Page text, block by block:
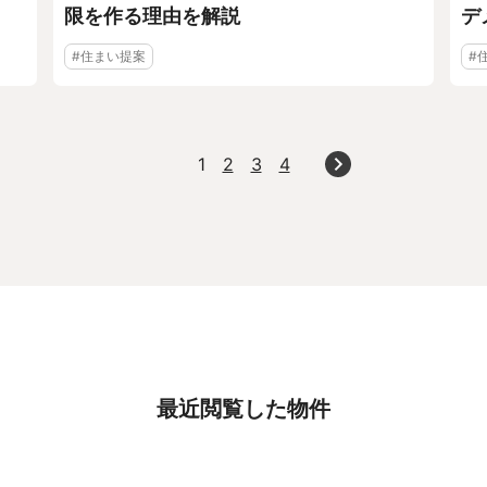
限を作る理由を解説
#住まい提案
デ
#
1 2 3 4
最近閲覧した物件